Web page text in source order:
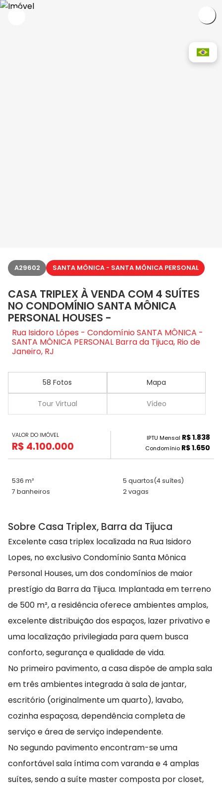
A29602 SANTA MÔNICA - SANTA MÔNICA PERSONAL
CASA TRIPLEX À VENDA COM 4 SUÍTES
NO CONDOMÍNIO SANTA MÔNICA
PERSONAL HOUSES -
Rua Isidoro Lópes - Condomínio SANTA MÔNICA -
SANTA MÔNICA PERSONAL Barra da Tijuca, Rio de
Janeiro, RJ
58 Fotos Mapa
Tour Virtual Vídeo
VALOR DO IMÓVEL
R$ 4.100.000
IPTU Mensal R$ 1.838
Condomínio R$ 1.650
536 m² 5 quartos(4 suítes)
7 banheiros
2 vagas
Sobre Casa Triplex, Barra da Tijuca
Excelente casa triplex localizada na Rua Isidoro
Lopes, no exclusivo Condomínio Santa Mônica
Personal Houses, um dos condomínios de maior
prestígio da Barra da Tijuca. Implantada em terreno
de 500 m², a residência oferece ambientes amplos,
excelente distribuição dos espaços, lazer privativo e
uma localização privilegiada para quem busca
conforto, segurança e qualidade de vida.
No primeiro pavimento, a casa dispõe de ampla sala
em três ambientes integrada à sala de jantar,
escritório (originalmente um quarto), lavabo,
cozinha espaçosa, dependência completa de
serviço e área de serviço independente.
No segundo pavimento encontram-se uma
confortável sala íntima com varanda e 4 amplas
suítes, sendo a suíte master composta por closet,